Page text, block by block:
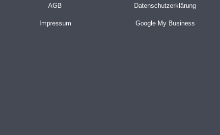
AGB Datenschutzerklärung
Impressum Google My Business